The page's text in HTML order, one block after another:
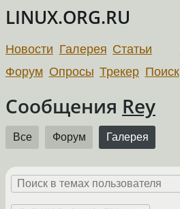
LINUX.ORG.RU
Новости Галерея Статьи
Форум Опросы Трекер Поиск
Сообщения Rey
Все Форум Галерея